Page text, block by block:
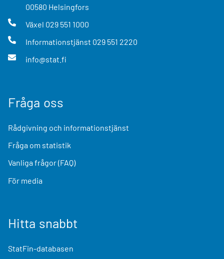
00580 Helsingfors
Växel 029 551 1000
Informationstjänst 029 551 2220
info@stat.fi
Fråga oss
Rådgivning och informationstjänst
Fråga om statistik
Vanliga frågor (FAQ)
För media
Hitta snabbt
StatFin-databasen